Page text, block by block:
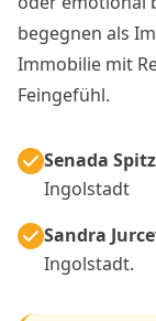
begegnen als
Immobilie mit
Feingefühl.
Senada
Ingolstadt
Sandra
Ingolstadt.